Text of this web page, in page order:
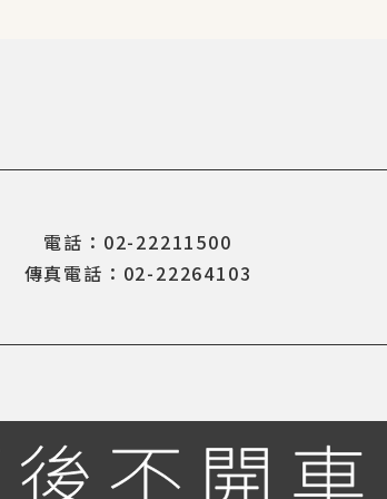
電話：02-22211500
傳真電話：02-22264103